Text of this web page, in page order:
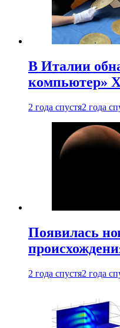
В Италии
компьютер»
2 года спустя2 года
Появилась
2 года спустя2 года